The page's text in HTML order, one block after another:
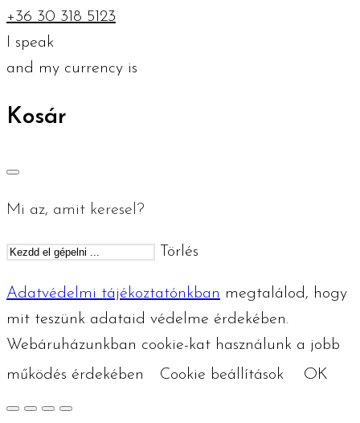
+36 30 318 5123
I speak
and my currency is
Kosár
Mi az, amit keresel?
Törlés
Adatvédelmi tájékoztatónkban megtalálod, hogy
mit teszünk adataid védelme érdekében.
Webáruházunkban cookie-kat használunk a jobb
működés érdekében
Cookie beállítások OK